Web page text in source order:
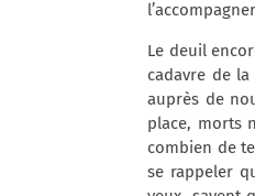
Le deuil
cadavre de
auprès de
place, morts
combien de
se rappeler